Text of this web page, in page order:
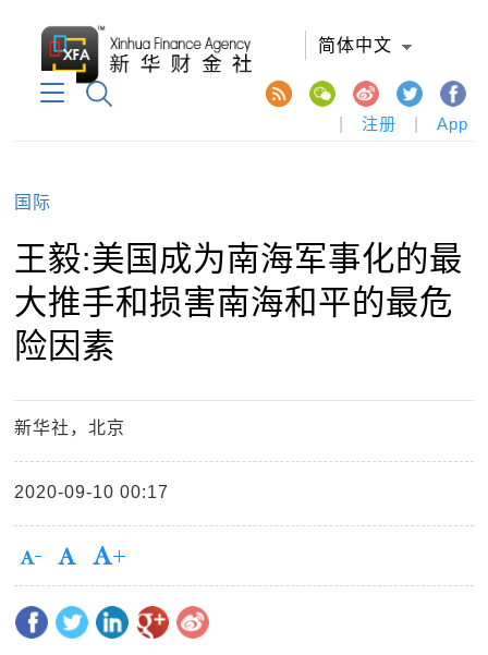
简体中文
注册 App
国际
王毅:美国成为南海军事化的最
大推手和损害南海和平的最危
险因素
新华社，北京
2020-09-10 00:17